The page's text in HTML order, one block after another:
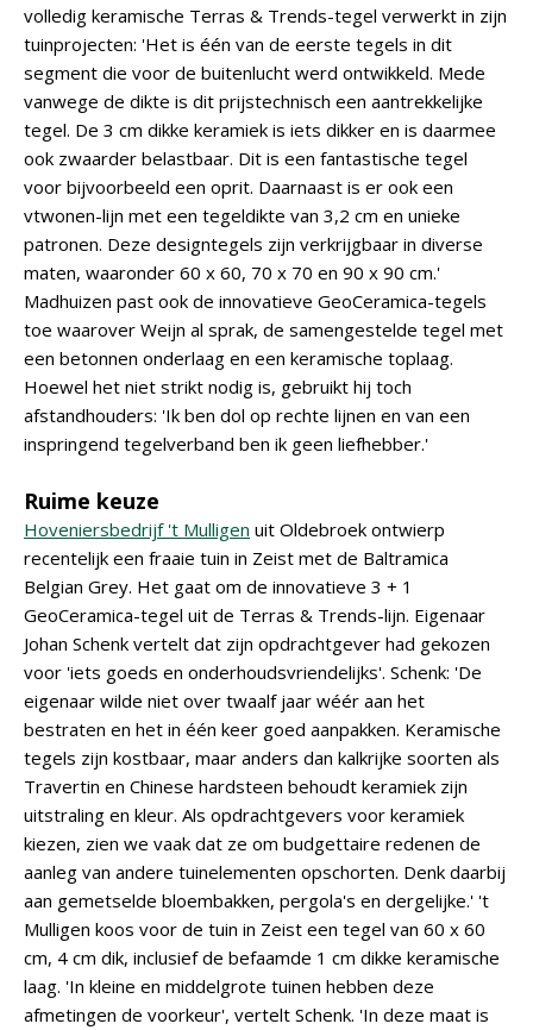
volledig keramische Terras & Trends-tegel verwerkt in zijn
tuinprojecten: 'Het is één van de eerste tegels in dit
segment die voor de buitenlucht werd ontwikkeld. Mede
vanwege de dikte is dit prijstechnisch een aantrekkelijke
tegel. De 3 cm dikke keramiek is iets dikker en is daarmee
ook zwaarder belastbaar. Dit is een fantastische tegel
voor bijvoorbeeld een oprit. Daarnaast is er ook een
vtwonen-lijn met een tegeldikte van 3,2 cm en unieke
patronen. Deze designtegels zijn verkrijgbaar in diverse
maten, waaronder 60 x 60, 70 x 70 en 90 x 90 cm.'
Madhuizen past ook de innovatieve GeoCeramica-tegels
toe waarover Weijn al sprak, de samengestelde tegel met
een betonnen onderlaag en een keramische toplaag.
Hoewel het niet strikt nodig is, gebruikt hij toch
afstandhouders: 'Ik ben dol op rechte lijnen en van een
inspringend tegelverband ben ik geen liefhebber.'
Ruime keuze
Hoveniersbedrijf 't Mulligen uit Oldebroek ontwierp
recentelijk een fraaie tuin in Zeist met de Baltramica
Belgian Grey. Het gaat om de innovatieve 3 + 1
GeoCeramica-tegel uit de Terras & Trends-lijn. Eigenaar
Johan Schenk vertelt dat zijn opdrachtgever had gekozen
voor 'iets goeds en onderhoudsvriendelijks'. Schenk: 'De
eigenaar wilde niet over twaalf jaar wéér aan het
bestraten en het in één keer goed aanpakken. Keramische
tegels zijn kostbaar, maar anders dan kalkrijke soorten als
Travertin en Chinese hardsteen behoudt keramiek zijn
uitstraling en kleur. Als opdrachtgevers voor keramiek
kiezen, zien we vaak dat ze om budgettaire redenen de
aanleg van andere tuinelementen opschorten. Denk daarbij
aan gemetselde bloembakken, pergola's en dergelijke.' 't
Mulligen koos voor de tuin in Zeist een tegel van 60 x 60
cm, 4 cm dik, inclusief de befaamde 1 cm dikke keramische
laag. 'In kleine en middelgrote tuinen hebben deze
afmetingen de voorkeur', vertelt Schenk. 'In deze maat is